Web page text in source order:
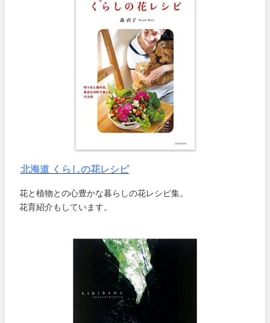
北海道 くらしの花レシピ
花と植物との心豊かな暮らしの花レシピ集。
花育紹介もしています。